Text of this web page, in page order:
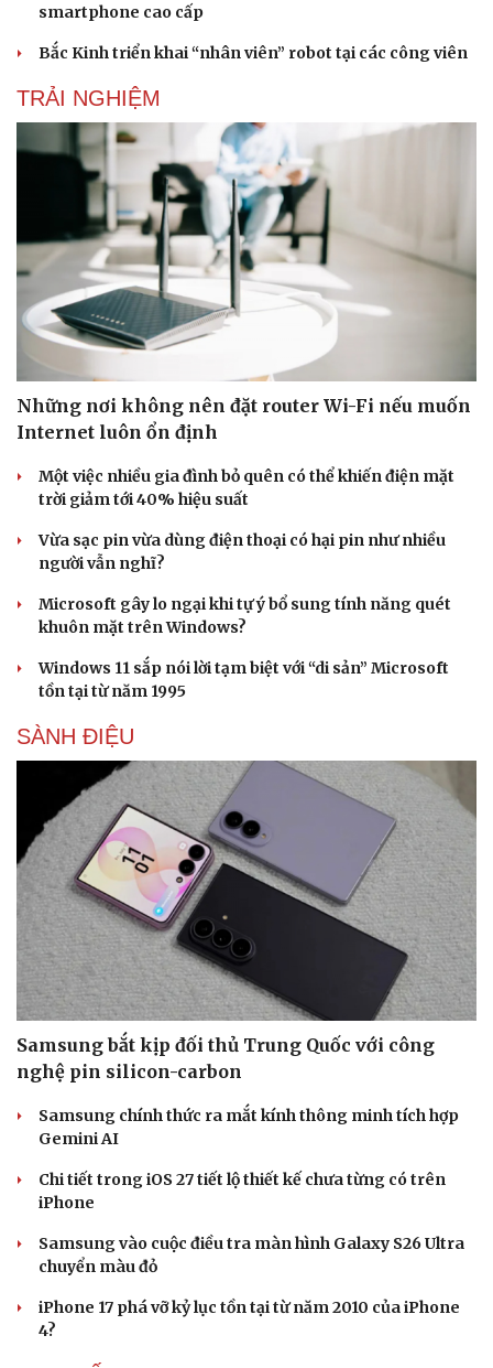
Văn hóa
Sân khấu - Điện ảnh
Văn học
Di sản
Thời
smartphone cao cấp
Bắc Kinh triển khai “nhân viên” robot tại các công viên
TRẢI NGHIỆM
Những nơi không nên đặt router Wi-Fi nếu muốn
Internet luôn ổn định
Một việc nhiều gia đình bỏ quên có thể khiến điện mặt
trời giảm tới 40% hiệu suất
Vừa sạc pin vừa dùng điện thoại có hại pin như nhiều
người vẫn nghĩ?
Microsoft gây lo ngại khi tự ý bổ sung tính năng quét
khuôn mặt trên Windows?
Windows 11 sắp nói lời tạm biệt với “di sản” Microsoft
tồn tại từ năm 1995
SÀNH ĐIỆU
Samsung bắt kịp đối thủ Trung Quốc với công
nghệ pin silicon-carbon
Samsung chính thức ra mắt kính thông minh tích hợp
Gemini AI
Chi tiết trong iOS 27 tiết lộ thiết kế chưa từng có trên
iPhone
Samsung vào cuộc điều tra màn hình Galaxy S26 Ultra
chuyển màu đỏ
iPhone 17 phá vỡ kỷ lục tồn tại từ năm 2010 của iPhone
4?